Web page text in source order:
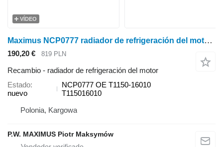
VÍDEO
Maximus NCP0777 radiador de refrigeración del motor para Kubota L3830 , L4330 , L4630 minitractor
190,20 € 819 PLN
Recambio - radiador de refrigeración del motor
Estado
nuevo
NCP0777 OE T1150-16010
T115016010
Polonia, Kargowa
P.W. MAXIMUS Piotr Maksymów